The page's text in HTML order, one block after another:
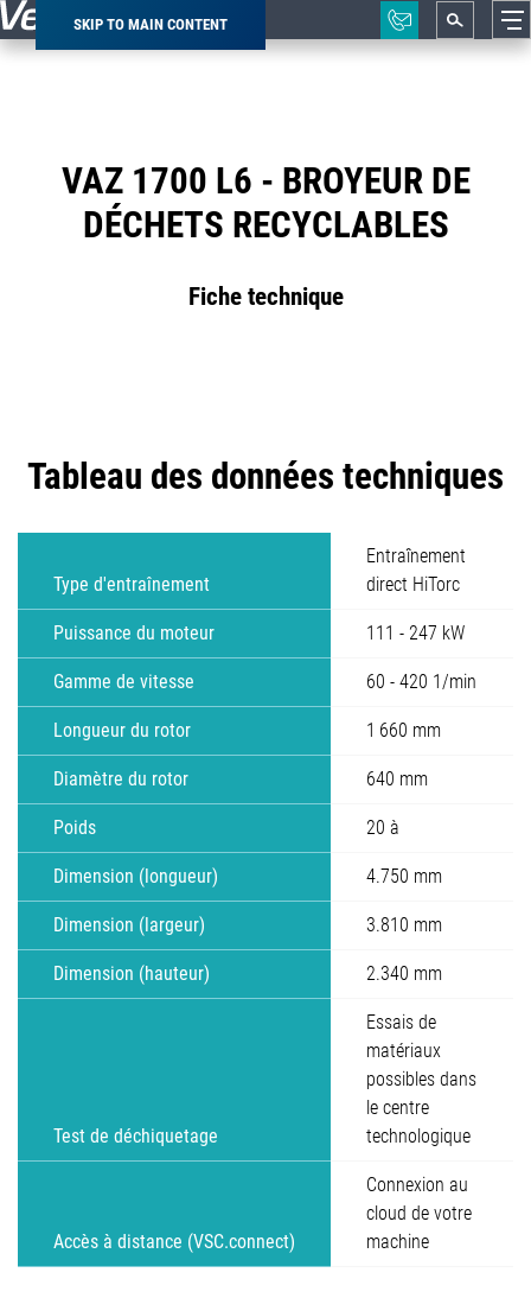
SKIP TO MAIN CONTENT
Breadcrumb
VAZ 1700 L6 - BROYEUR DE
DÉCHETS RECYCLABLES
Fiche technique
Tableau des données techniques
Type d'entraînement
Entraînement
direct HiTorc
Puissance du moteur 111 - 247 kW
Gamme de vitesse 60 - 420 1/min
Longueur du rotor 1 660 mm
Diamètre du rotor 640 mm
Poids 20 à
Dimension (longueur) 4.750 mm
Dimension (largeur) 3.810 mm
Dimension (hauteur) 2.340 mm
Test de déchiquetage
Essais de
matériaux
possibles dans
le centre
technologique
Accès à distance (VSC.connect)
Connexion au
cloud de votre
machine